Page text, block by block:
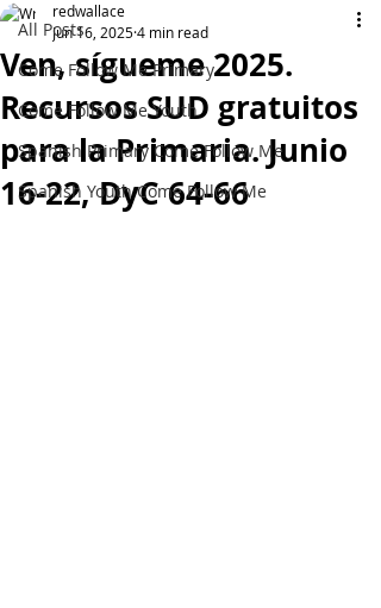
All Posts
Come Follow Me Primary
Come Follow Me Youth
Spanish Primary Come Follow Me
Spanish Youth Come Follow Me
Ven, sígueme 2025.
Recursos SUD gratuitos
para la Primaria. Junio
16-22, DyC 64-66
redwallace
Jun 16, 20254 min read